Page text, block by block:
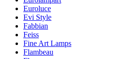
Euroluce
Evi Style
Fabbian
Feiss
Fine Art Lamps
Flambeau